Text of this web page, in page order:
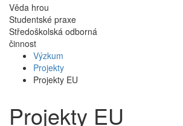
Věda hrou
Studentské praxe
Středoškolská odborná
činnost
Výzkum
Projekty
Projekty EU
Projekty EU